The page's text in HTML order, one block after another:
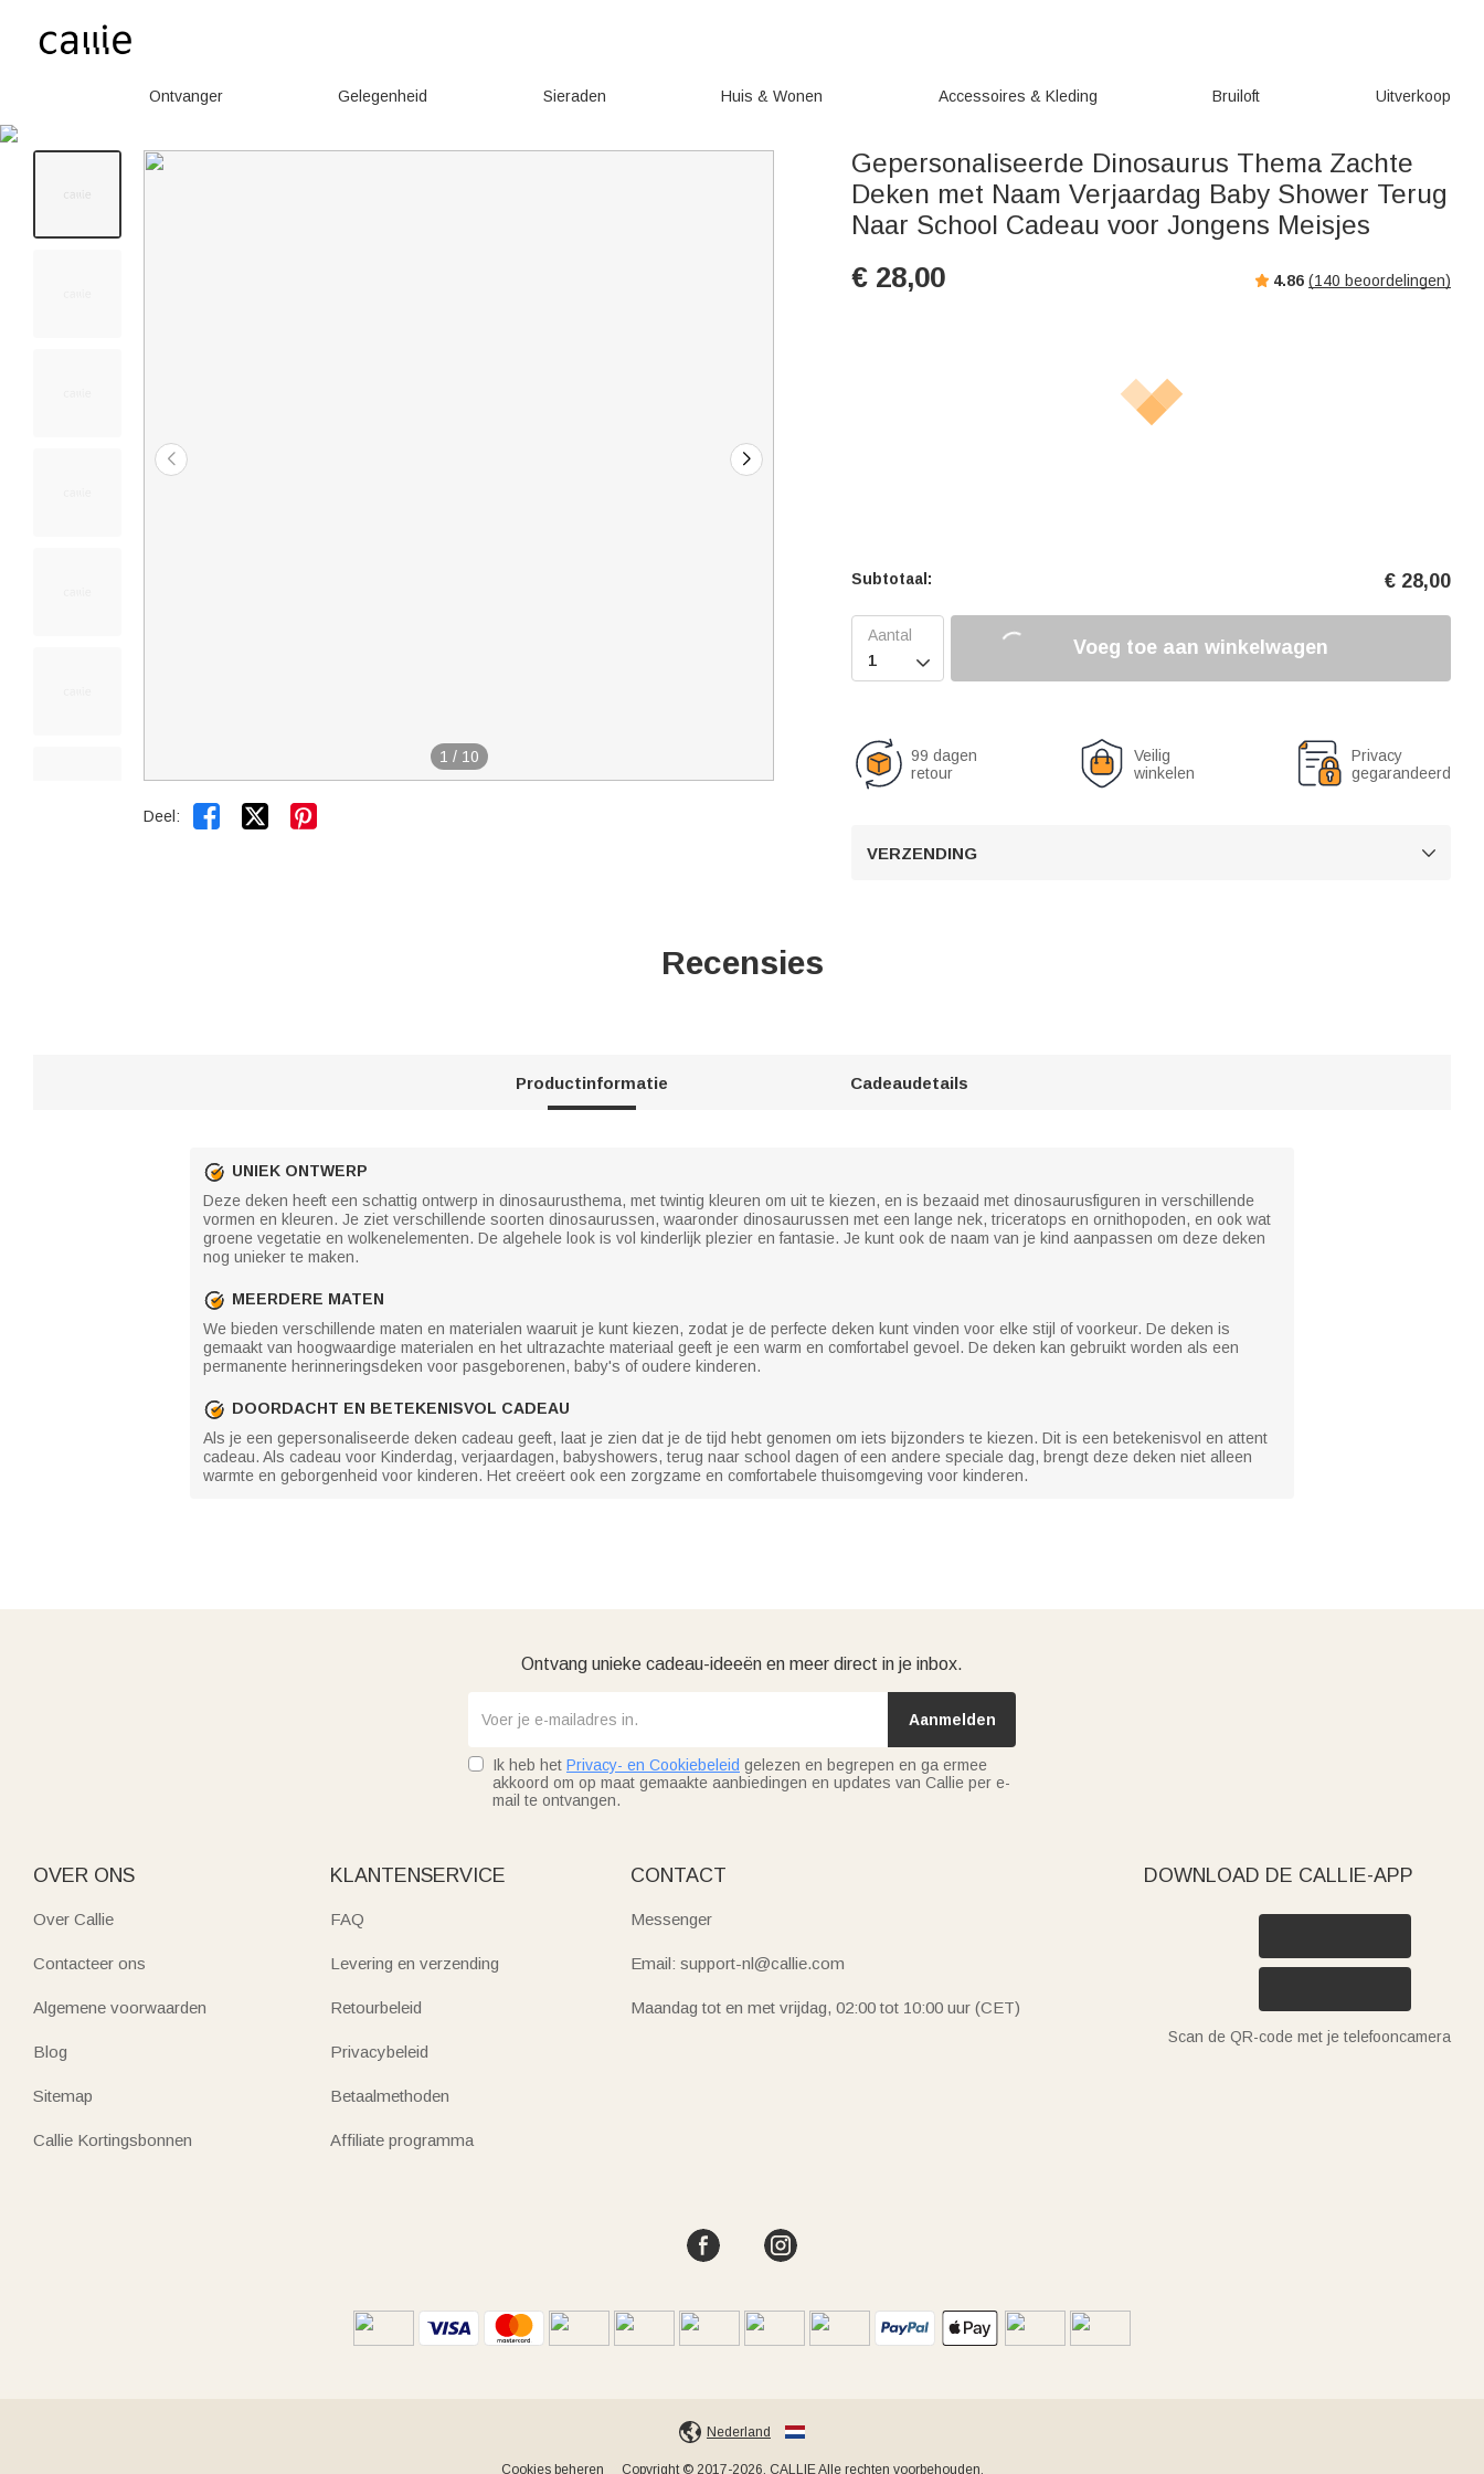
Ontvanger Gelegenheid Sieraden Huis & Wonen Accessoires & Kleding Bruiloft Uitverkoop
1 / 10
Deel:  
Gepersonaliseerde Dinosaurus Thema Zachte
Deken met Naam Verjaardag Baby Shower Terug
Naar School Cadeau voor Jongens Meisjes
€ 28,00 4.86 (140 beoordelingen)
Subtotaal: € 28,00

Voeg toe aan winkelwagen
99 dagen
retour
Veilig
winkelen
Privacy
gegarandeerd
VERZENDING 
Recensies
Productinformatie Cadeaudetails
UNIEK ONTWERP
Deze deken heeft een schattig ontwerp in dinosaurusthema, met twintig kleuren om uit te kiezen, en is bezaaid met dinosaurusfiguren in verschillende
vormen en kleuren. Je ziet verschillende soorten dinosaurussen, waaronder dinosaurussen met een lange nek, triceratops en ornithopoden, en ook wat
groene vegetatie en wolkenelementen. De algehele look is vol kinderlijk plezier en fantasie. Je kunt ook de naam van je kind aanpassen om deze deken
nog unieker te maken.
MEERDERE MATEN
We bieden verschillende maten en materialen waaruit je kunt kiezen, zodat je de perfecte deken kunt vinden voor elke stijl of voorkeur. De deken is
gemaakt van hoogwaardige materialen en het ultrazachte materiaal geeft je een warm en comfortabel gevoel. De deken kan gebruikt worden als een
permanente herinneringsdeken voor pasgeborenen, baby's of oudere kinderen.
DOORDACHT EN BETEKENISVOL CADEAU
Als je een gepersonaliseerde deken cadeau geeft, laat je zien dat je de tijd hebt genomen om iets bijzonders te kiezen. Dit is een betekenisvol en attent
cadeau. Als cadeau voor Kinderdag, verjaardagen, babyshowers, terug naar school dagen of een andere speciale dag, brengt deze deken niet alleen
warmte en geborgenheid voor kinderen. Het creëert ook een zorgzame en comfortabele thuisomgeving voor kinderen.
Ontvang unieke cadeau-ideeën en meer direct in je inbox.
Aanmelden
Ik heb het Privacy- en Cookiebeleid gelezen en begrepen en ga ermee
akkoord om op maat gemaakte aanbiedingen en updates van Callie per e-
mail te ontvangen.
OVER ONS
Over Callie
Contacteer ons
Algemene voorwaarden
Blog
Sitemap
Callie Kortingsbonnen
KLANTENSERVICE
FAQ
Levering en verzending
Retourbeleid
Privacybeleid
Betaalmethoden
Affiliate programma
CONTACT
Messenger
Email: support-nl@callie.com
Maandag tot en met vrijdag, 02:00 tot 10:00 uur (CET)
DOWNLOAD DE CALLIE-APP
Scan de QR-code met je telefooncamera
Nederland
Cookies beheren Copyright © 2017-2026, CALLIE Alle rechten voorbehouden.